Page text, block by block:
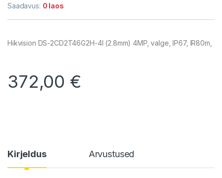
Saadavus: 0 laos
Hikvision DS-2CD2T46G2H-4I (2.8mm) 4MP, valge, IP67, IR80m,
372,00 €
Kirjeldus Arvustused